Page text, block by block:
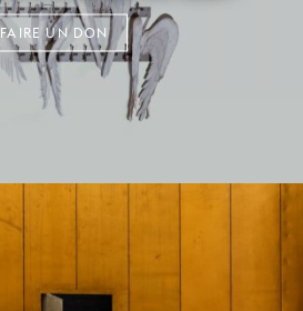
FAIRE UN DON